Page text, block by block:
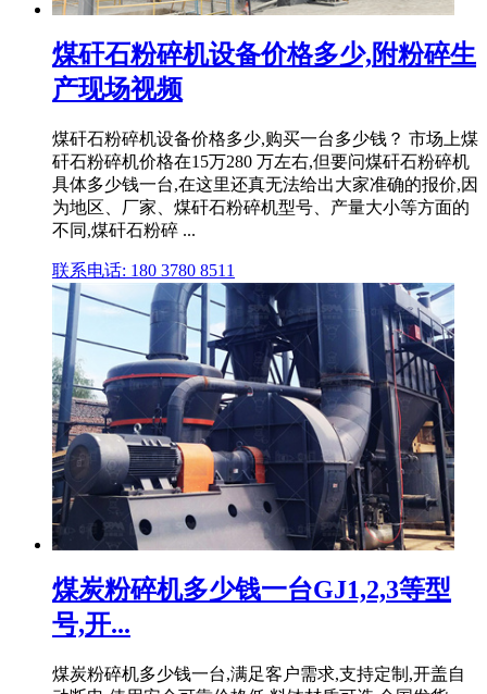
煤矸石粉碎机设备价格多少,附粉碎生
产现场视频
煤矸石粉碎机设备价格多少,购买一台多少钱？ 市场上煤
矸石粉碎机价格在15万280 万左右,但要问煤矸石粉碎机
具体多少钱一台,在这里还真无法给出大家准确的报价,因
为地区、厂家、煤矸石粉碎机型号、产量大小等方面的
不同,煤矸石粉碎 ...
联系电话: 180 3780 8511
煤炭粉碎机多少钱一台GJ1,2,3等型
号,开...
煤炭粉碎机多少钱一台,满足客户需求,支持定制,开盖自